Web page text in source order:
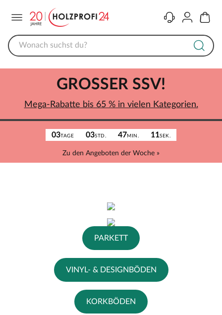
KontaktKonto
03TAGE 03STD. 47MIN. 11SEK.
Zu den Angeboten der Woche »
GROSSER SSV!
Mega-Rabatte bis 65 % in vielen Kategorien.
PARKETT
VINYL- & DESIGNBÖDEN
KORKBÖDEN